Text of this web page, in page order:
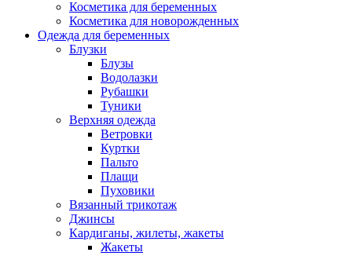
Косметика для беременных
Косметика для новорожденных
Одежда для беременных
Блузки
Блузы
Водолазки
Рубашки
Туники
Верхняя одежда
Ветровки
Куртки
Пальто
Плащи
Пуховики
Вязанный трикотаж
Джинсы
Кардиганы, жилеты, жакеты
Жакеты